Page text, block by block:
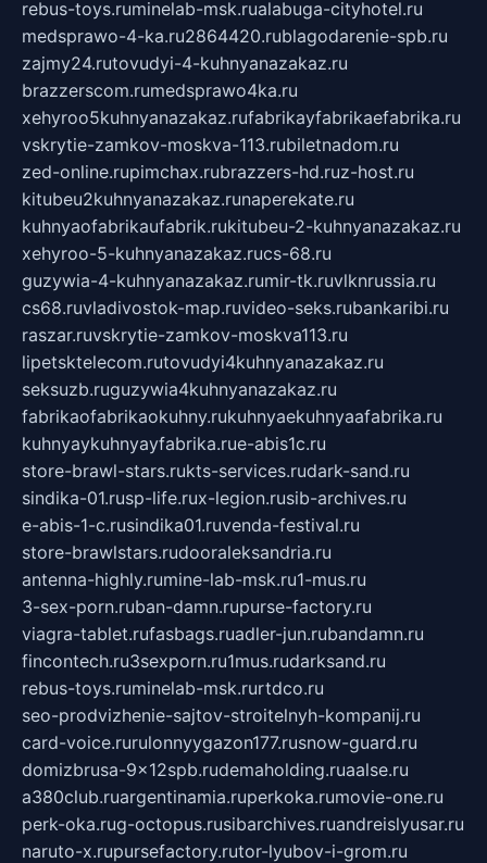
rebus-toys.ruminelab-msk.rualabuga-cityhotel.ru
medsprawo-4-ka.ru2864420.rublagodarenie-spb.ru
zajmy24.rutovudyi-4-kuhnyanazakaz.ru
brazzerscom.rumedsprawo4ka.ru
xehyroo5kuhnyanazakaz.rufabrikayfabrikaefabrika.ru
vskrytie-zamkov-moskva-113.rubiletnadom.ru
zed-online.rupimchax.rubrazzers-hd.ruz-host.ru
kitubeu2kuhnyanazakaz.runaperekate.ru
kuhnyaofabrikaufabrik.rukitubeu-2-kuhnyanazakaz.ru
xehyroo-5-kuhnyanazakaz.rucs-68.ru
guzywia-4-kuhnyanazakaz.rumir-tk.ruvlknrussia.ru
cs68.ruvladivostok-map.ruvideo-seks.rubankaribi.ru
raszar.ruvskrytie-zamkov-moskva113.ru
lipetsktelecom.rutovudyi4kuhnyanazakaz.ru
seksuzb.ruguzywia4kuhnyanazakaz.ru
fabrikaofabrikaokuhny.rukuhnyaekuhnyaafabrika.ru
kuhnyaykuhnyayfabrika.rue-abis1c.ru
store-brawl-stars.rukts-services.rudark-sand.ru
sindika-01.rusp-life.rux-legion.rusib-archives.ru
e-abis-1-c.rusindika01.ruvenda-festival.ru
store-brawlstars.rudooraleksandria.ru
antenna-highly.rumine-lab-msk.ru1-mus.ru
3-sex-porn.ruban-damn.rupurse-factory.ru
viagra-tablet.rufasbags.ruadler-jun.rubandamn.ru
fincontech.ru3sexporn.ru1mus.rudarksand.ru
rebus-toys.ruminelab-msk.rurtdco.ru
seo-prodvizhenie-sajtov-stroitelnyh-kompanij.ru
card-voice.rurulonnyygazon177.rusnow-guard.ru
domizbrusa-9x12spb.rudemaholding.ruaalse.ru
a380club.ruargentinamia.ruperkoka.rumovie-one.ru
perk-oka.rug-octopus.rusibarchives.ruandreislyusar.ru
naruto-x.rupursefactory.rutor-lyubov-i-grom.ru